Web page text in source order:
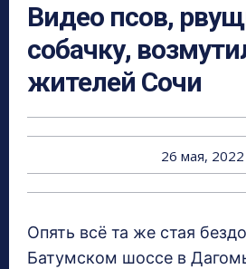
Видео псов,
собачку,
жителей Сочи
26 мая, 2022
Опять всё та же стая
Батумском шоссе в